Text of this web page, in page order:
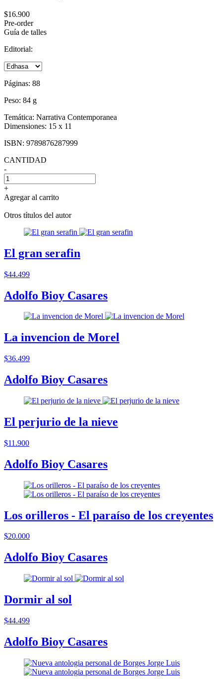
$16.900
Pre-order
Guía de talles
Editorial:
Páginas: 88
Peso: 84 g
Temática: Narrativa Contemporanea
Dimensiones: 15 x 11
ISBN: 9789876287999
CANTIDAD
-
+
Agregar al carrito
Otros títulos del autor
El gran serafin
$44.499
Adolfo Bioy Casares
La invencion de Morel
$36.499
Adolfo Bioy Casares
El perjurio de la nieve
$11.900
Adolfo Bioy Casares
Los orilleros - El paraíso de los creyentes
$20.000
Adolfo Bioy Casares
Dormir al sol
$44.499
Adolfo Bioy Casares